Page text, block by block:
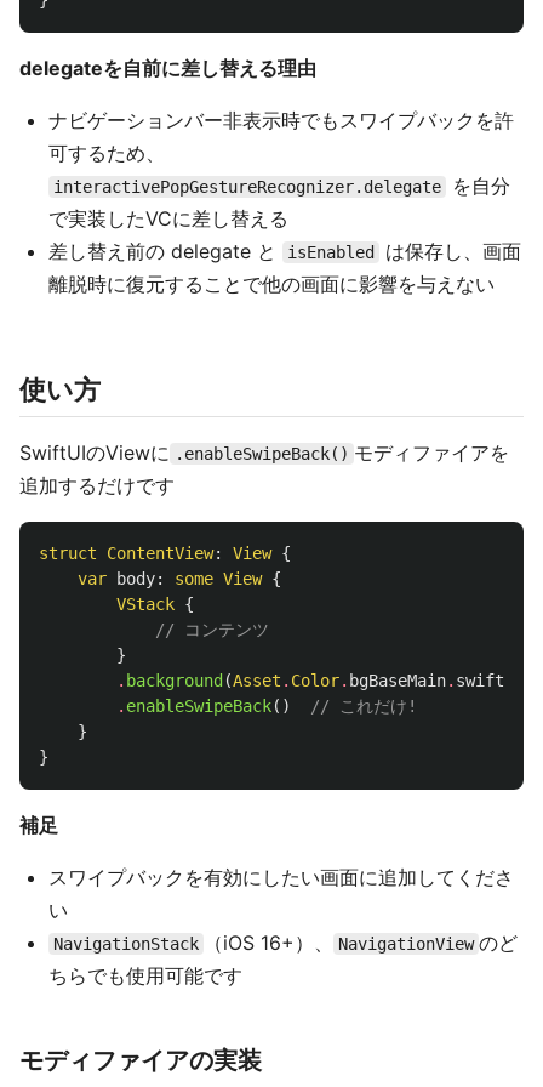
delegateを自前に差し替える理由
ナビゲーションバー非表示時でもスワイプバックを許
可するため、
interactivePopGestureRecognizer.delegate
を自分
で実装したVCに差し替える
差し替え前の delegate と
isEnabled
は保存し、画面
離脱時に復元することで他の画面に影響を与えない
使い方
SwiftUIのViewに .enableSwipeBack() モディファイアを
追加するだけです
struct ContentView: View {
var
body: some View {
VStack {
// コンテンツ
}
. background (Asset . Color. bgBaseMain.
. enableSwipeBack()
// これだけ!
}
}
補足
スワイプバックを有効にしたい画面に追加してくださ
い
NavigationStack （iOS 16+）、 NavigationView のど
ちらでも使用可能です
モディファイアの実装